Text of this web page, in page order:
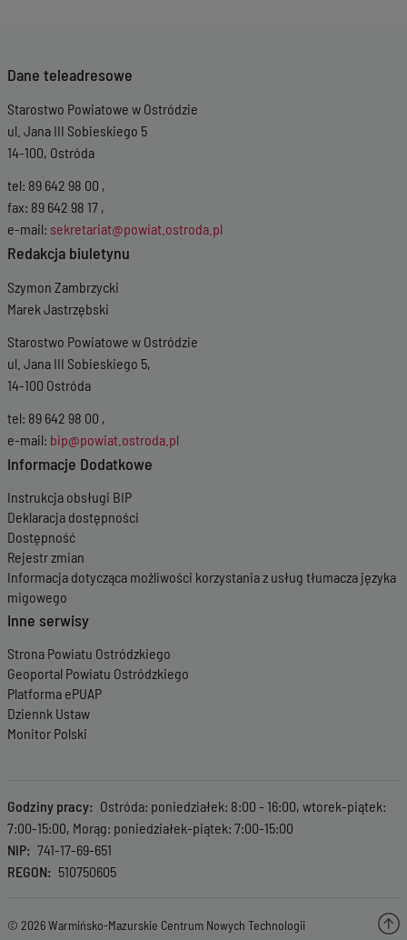
Dane teleadresowe
Starostwo Powiatowe w Ostródzie
ul. Jana III Sobieskiego 5
14-100, Ostróda
tel: 89 642 98 00 ,
fax: 89 642 98 17 ,
e-mail: sekretariat@powiat.ostroda.pl
Redakcja biuletynu
Szymon Zambrzycki
Marek Jastrzębski
Starostwo Powiatowe w Ostródzie
ul. Jana III Sobieskiego 5,
14-100 Ostróda
tel: 89 642 98 00 ,
e-mail: bip@powiat.ostroda.pl
Informacje Dodatkowe
Instrukcja obsługi BIP
Deklaracja dostępności
Dostępność
Rejestr zmian
Informacja dotycząca możliwości korzystania z usług tłumacza języka
migowego
Inne serwisy
Strona Powiatu Ostródzkiego
Geoportal Powiatu Ostródzkiego
Platforma ePUAP
Dziennk Ustaw
Monitor Polski
Godziny pracy
Ostróda: poniedziałek: 8:00 - 16:00, wtorek-piątek:
7:00-15:00, Morąg: poniedziałek-piątek: 7:00-15:00
NIP
741-17-69-651
REGON
510750605
© 2026 Warmińsko-Mazurskie Centrum Nowych Technologii